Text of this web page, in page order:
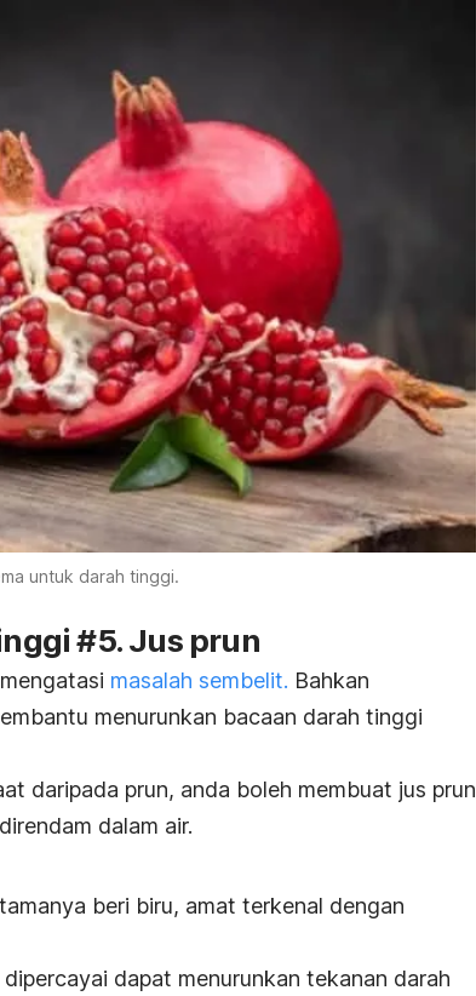
untuk darah tinggi.
#5. Jus prun
masalah sembelit. Bahkan
menurunkan bacaan darah tinggi
daripada prun, anda boleh membuat jus prun
dalam air.
beri biru, amat terkenal dengan
dapat menurunkan tekanan darah